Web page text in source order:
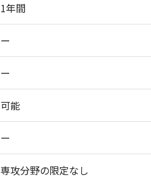
1年間
ー
ー
可能
ー
専攻分野の限定なし